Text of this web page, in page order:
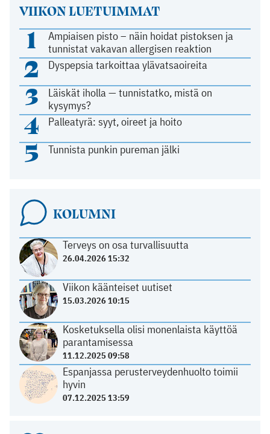
VIIKON LUETUIMMAT
1
Ampiaisen pisto – näin hoidat pistoksen ja
tunnistat vakavan allergisen reaktion
2 Dyspepsia tarkoittaa ylävatsaoireita
3
Läiskät iholla — tunnistatko, mistä on
kysymys?
4 Palleatyrä: syyt, oireet ja hoito
5 Tunnista punkin pureman jälki
KOLUMNI
Terveys on osa turvallisuutta
26.04.2026 15:32
Viikon käänteiset uutiset
15.03.2026 10:15
Kosketuksella olisi monenlaista käyttöä
parantamisessa
11.12.2025 09:58
Espanjassa perusterveydenhuolto toimii
hyvin
07.12.2025 13:59